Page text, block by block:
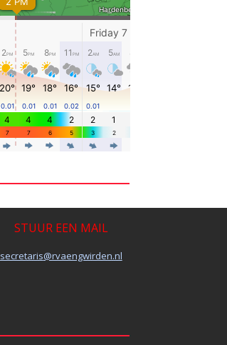
STUUR EEN MAIL
siraterces@rvaengwirden.nl